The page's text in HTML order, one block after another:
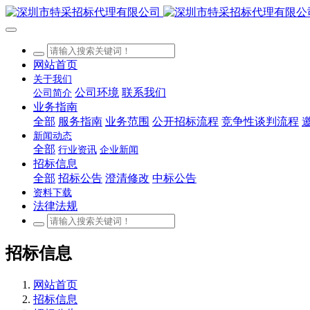
网站首页
关于我们
公司简介 公司环境 联系我们
业务指南
全部 服务指南 业务范围 公开招标流程 竞争性谈判流程
新闻动态
全部 行业资讯 企业新闻
招标信息
全部 招标公告 澄清修改 中标公告
资料下载
法律法规
招标信息
网站首页
招标信息